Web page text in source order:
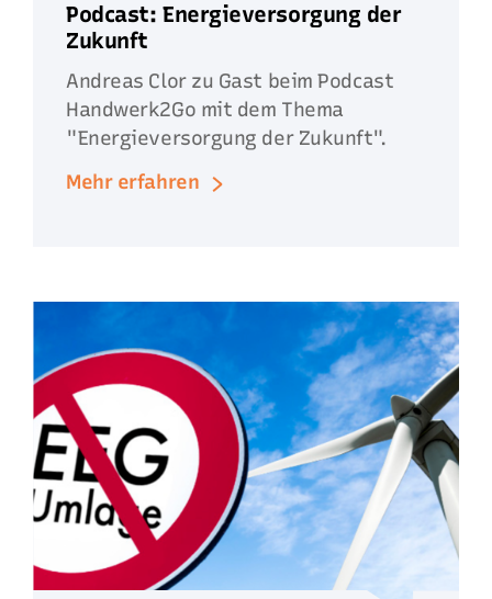
Podcast: Energieversorgung der
Zukunft
Andreas Clor zu Gast beim Podcast
Handwerk2Go mit dem Thema
"Energieversorgung der Zukunft".
Mehr erfahren